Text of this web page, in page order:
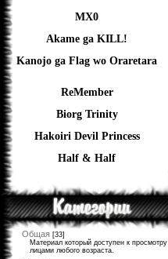
MX0
Akame ga KILL!
Kanojo ga Flag wo Oraretara
ReMember
Biorg Trinity
Hakoiri Devil Princess
Half & Half
Общая [33]
Материал который доступен к просмотру
лицами любого возраста.